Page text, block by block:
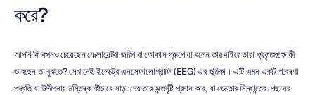
করে?
আপনি কি কখনও চেয়েছেন যে ক্লায়েন্টরা জরিপ বা ফোকাস গ্রুপে যা বলেন তার বাইরে তারা প্রকৃতপক্ষে কী
ভাবছেন তা বুঝতে? সেখানেই ইলেক্ট্রোএনসেফালোগ্রাফি (EEG) এর ভূমিকা। এটি এমন একটি গবেষণা
পদ্ধতি যা উদ্দীপনায় মস্তিষ্ক কীভাবে সাড়া দেয় তার অন্তর্দৃষ্টি প্রদান করে, যা ভোক্তার সিদ্ধান্তের পেছনের